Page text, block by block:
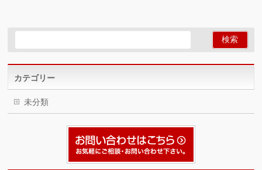
カテゴリー
未分類